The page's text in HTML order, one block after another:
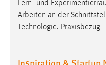
Inspiration & Startup
Campus Kemnath ,
Zweck:
Conversion-Tracking